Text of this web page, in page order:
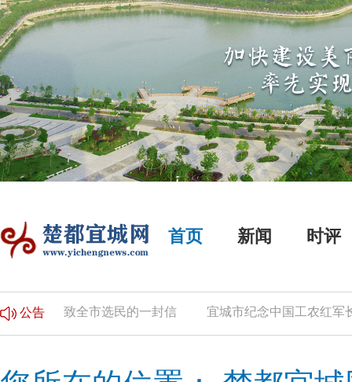
首页 新闻 时评
公告致全市选民的一封信 宜城市纪念中国工农红军长